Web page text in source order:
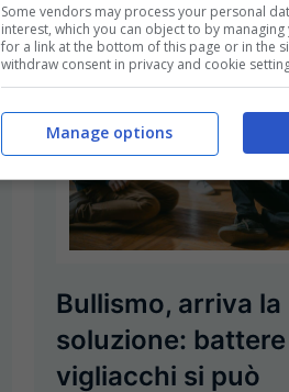
Bullismo, arriva la
soluzione:
vigliacchi si può
Some vendors may process your personal
interest, which you can object to by
for a link at the bottom of this page or in the
withdraw consent in privacy and cookie
Manage options